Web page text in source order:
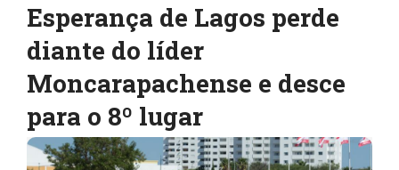
Esperança de Lagos perde
diante do líder
Moncarapachense e desce
para o 8º lugar